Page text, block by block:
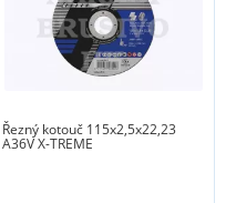
Řezný kotouč 115x2,5x22,23
A36V X-TREME